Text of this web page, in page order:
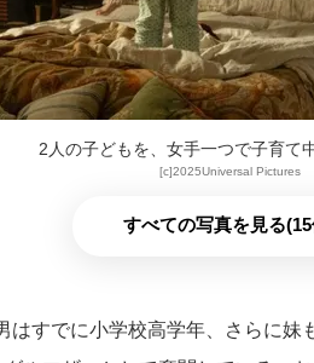
2人の子どもを、女手一つで子育て
[c]2025Universal Pictures
すべての写真を見る
はすでに小学校高学年、さらに妹